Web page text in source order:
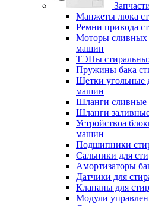
Манжеты люка
Ремни привода
Моторы сливных
машин
ТЭНы
Пружины бака
Щетки угольные
машин
Шланги сливные
Шланги
Устройствоа
машин
Подшипники
Сальники для
Амортизаторы
Датчики для
Клапаны для
Модули